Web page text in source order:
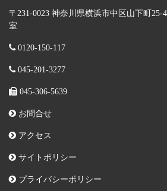
〒231-0023 神奈川県横浜市中区山下町
室
0120-150-117
045-201-3277
045-306-5639
お問合せ
アクセス
サイトポリシー
プライバシーポリシー